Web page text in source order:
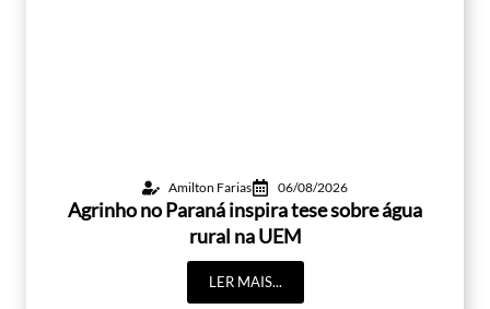
Amilton Farias 06/08/2026
Agrinho no Paraná inspira tese sobre água
rural na UEM
LER MAIS...